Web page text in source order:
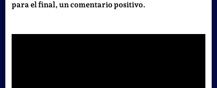
para el final, un comentario positivo.